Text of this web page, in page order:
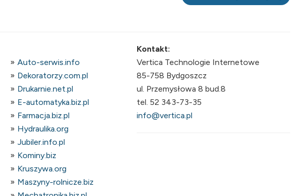
Auto-serwis.info
Dekoratorzy.com.pl
Drukarnie.net.pl
E-automatyka.biz.pl
Farmacja.biz.pl
Hydraulika.org
Jubiler.info.pl
Kominy.biz
Kruszywa.org
Maszyny-rolnicze.biz
Kontakt:
Vertica Technologie Internetowe
85-758 Bydgoszcz
ul. Przemysłowa 8 bud.8
tel. 52 343-73-35
info@vertica.pl